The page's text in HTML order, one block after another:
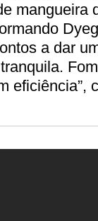
mangueira
a dar
eficiência”,